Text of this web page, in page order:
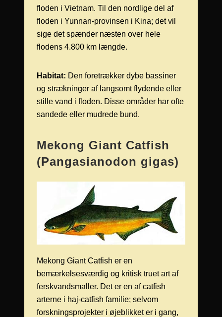
floden i Vietnam. Til den nordlige del af
floden i Yunnan-provinsen i Kina; det vil
sige det spænder næsten over hele
flodens 4.800 km længde.
Habitat: Den foretrækker dybe bassiner
og strækninger af langsomt flydende eller
stille vand i floden. Disse områder har ofte
sandede eller mudrede bund.
Mekong Giant Catfish
(Pangasianodon gigas)
Mekong Giant Catfish er en
bemærkelsesværdig og kritisk truet art af
ferskvandsmaller. Det er en af catfish
arterne i haj-catfish familie; selvom
forskningsprojekter i øjeblikket er i gang,